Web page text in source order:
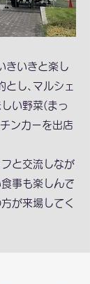
きいきと楽し
とし､マルシェ
い野菜(まっ
ンカーを出店
と交流しなが
事も楽しんで
が来場してく